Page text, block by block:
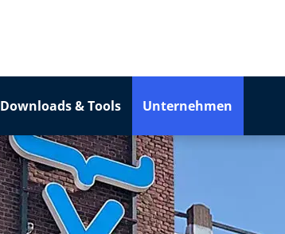
Downloads & Tools Unternehmen